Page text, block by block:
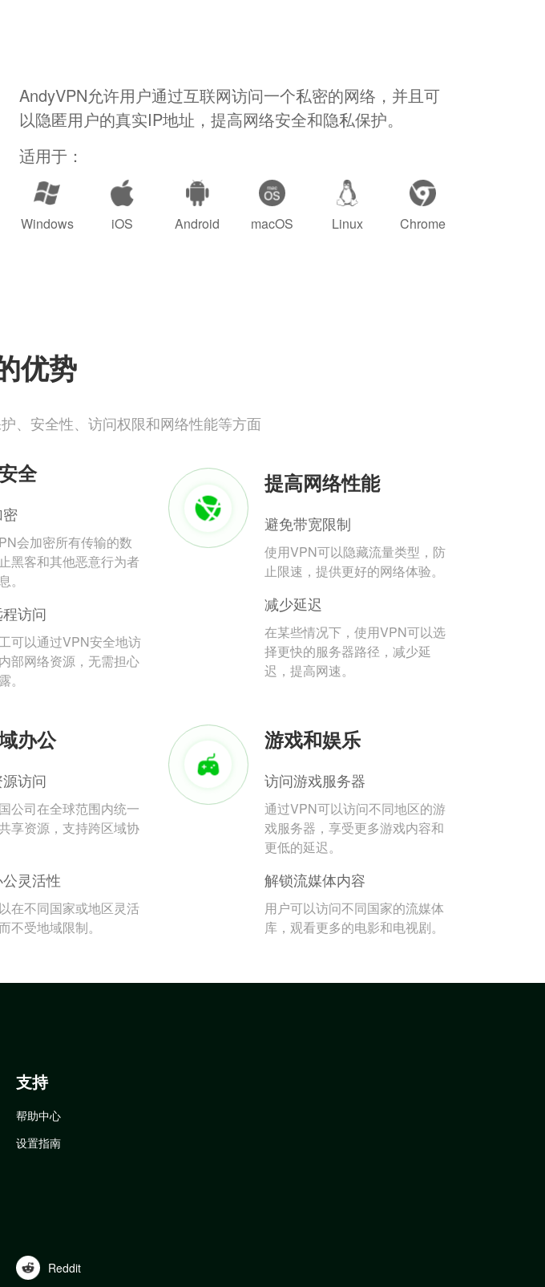
AndyVPN允许用户通过互联网访问一个私密的网络，并且可
以隐匿用户的真实IP地址，提高网络安全和隐私保护。
适用于：
Windows iOS Android macOS Linux Chrome
优势
、安全性、访问权限和网络性能等方面
全
会加密所有传输的数
黑客和其他恶意行为者
。
访问
可以通过VPN安全地访
部网络资源，无需担心
。
提高网络性能
避免带宽限制
使用VPN可以隐藏流量类型，防
止限速，提供更好的网络体验。
减少延迟
在某些情况下，使用VPN可以选
择更快的服务器路径，减少延
迟，提高网速。
办公
访问
公司在全球范围内统一
享资源，支持跨区域协
灵活性
在不同国家或地区灵活
不受地域限制。
游戏和娱乐
访问游戏服务器
通过VPN可以访问不同地区的游
戏服务器，享受更多游戏内容和
更低的延迟。
解锁流媒体内容
用户可以访问不同国家的流媒体
库，观看更多的电影和电视剧。
支持
帮助中心
设置指南
Reddit